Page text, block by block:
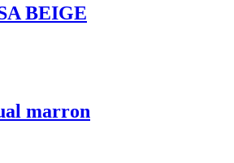
BEIGE
marron